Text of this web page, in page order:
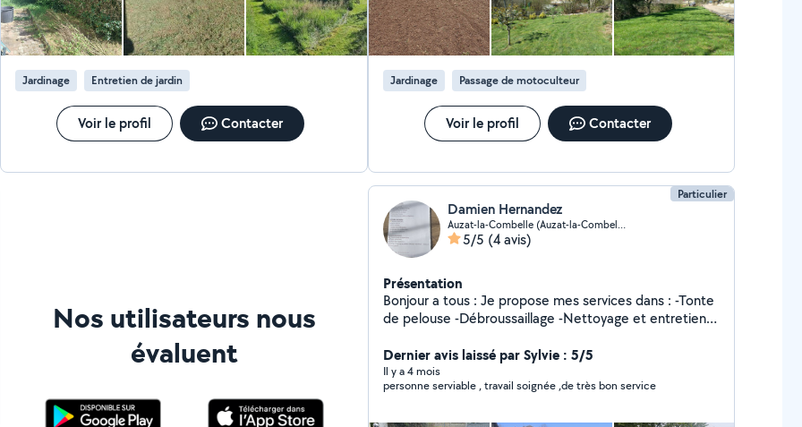
Jardinage Entretien de jardin
Voir le profil Contacter
Jardinage Passage de motoculteur
Voir le profil Contacter
Nos utilisateurs nous
évaluent
Particulier
Damien Hernandez
Auzat-la-Combelle (Auzat-la-Combelle)
5/5 (4 avis)
Présentation
Bonjour a tous : Je propose mes services dans : -Tonte
de pelouse -Débroussaillage -Nettoyage et entretien
remise en état . -installation électrique. -Petit travaux
intérieurs/extérieur Sérieux et ponctuel. Photo avant
après des travaux pour les personnes pouvant pas se
Dernier avis laissé par Sylvie : 5/5
Il y a 4 mois
personne serviable , travail soignée ,de très bon service